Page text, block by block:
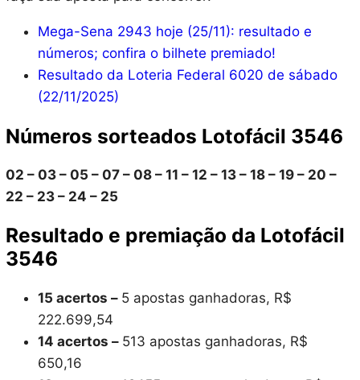
Mega-Sena 2943 hoje (25/11): resultado e
números; confira o bilhete premiado!
Resultado da Loteria Federal 6020 de sábado
(22/11/2025)
Números sorteados Lotofácil 3546
02 – 03 – 05 – 07 – 08 – 11 – 12 – 13 – 18 – 19 – 20 –
22 – 23 – 24 – 25
Resultado e premiação da Lotofácil
3546
15 acertos – 5 apostas ganhadoras, R$
222.699,54
14 acertos – 513 apostas ganhadoras, R$
650,16